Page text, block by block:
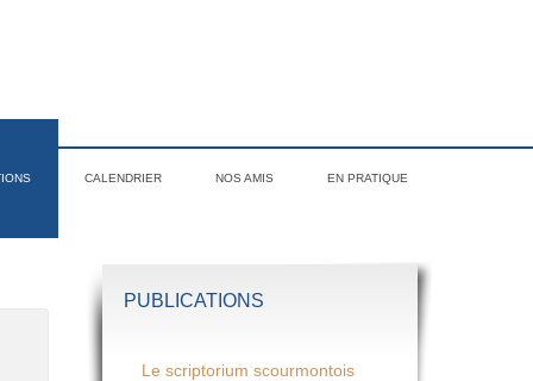
CALENDRIER NOS AMIS EN PRATIQUE
PUBLICATIONS
Le scriptorium scourmontois